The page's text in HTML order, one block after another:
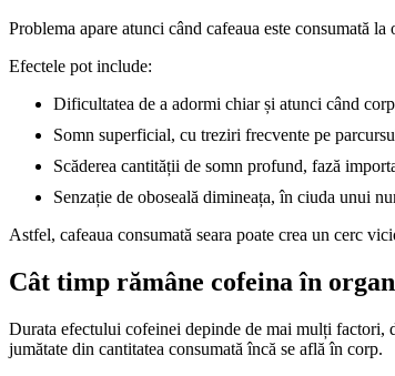
Problema apare atunci când cafeaua este consumată
Efectele pot include:
Dificultatea de a adormi chiar și atunci când
Somn superficial, cu treziri frecvente pe
Scăderea cantității de somn profund, fază
Senzație de oboseală dimineața, în ciuda unui
Astfel, cafeaua consumată seara poate crea un cerc
Cât timp rămâne cofeina în
Durata efectului cofeinei depinde de mai mulți factori,
jumătate din cantitatea consumată încă se află în corp.